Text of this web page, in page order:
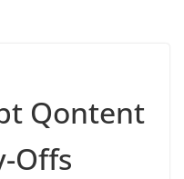
Qontent
Offs